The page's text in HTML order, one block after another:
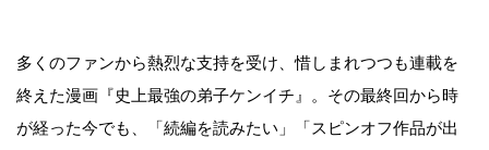
多くのファンから熱烈な支持を受け、惜しまれつつも連載を
終えた漫画『史上最強の弟子ケンイチ』。その最終回から時
が経った今でも、「続編を読みたい」「スピンオフ作品が出